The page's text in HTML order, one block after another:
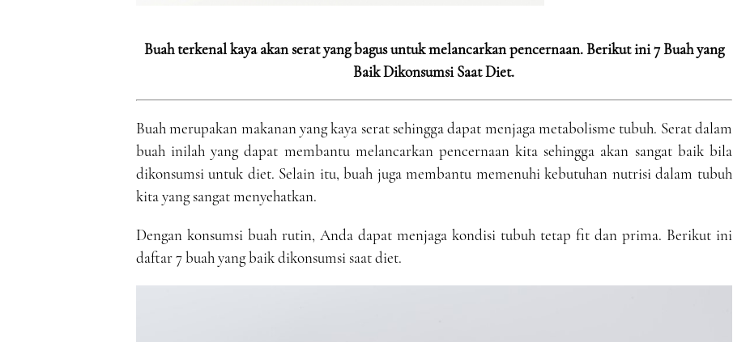
Buah terkenal kaya akan serat yang bagus untuk melancarkan pencernaan. Berikut ini 7 Buah yang
Baik Dikonsumsi Saat Diet.
Buah merupakan makanan yang kaya serat sehingga dapat menjaga metabolisme tubuh. Serat dalam
buah inilah yang dapat membantu melancarkan pencernaan kita sehingga akan sangat baik bila
dikonsumsi untuk diet. Selain itu, buah juga membantu memenuhi kebutuhan nutrisi dalam tubuh
kita yang sangat menyehatkan.
Dengan konsumsi buah rutin, Anda dapat menjaga kondisi tubuh tetap fit dan prima. Berikut ini
daftar 7 buah yang baik dikonsumsi saat diet.